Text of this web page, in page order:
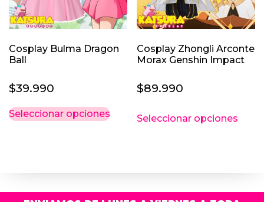
en
la
de
producto
en
la
de
Cosplay Bulma Dragon
Ball
$39.990
Seleccionar opciones
producto
opciones
Cosplay Zhongli Arconte
Morax Genshin Impact
$89.990
Seleccionar opciones